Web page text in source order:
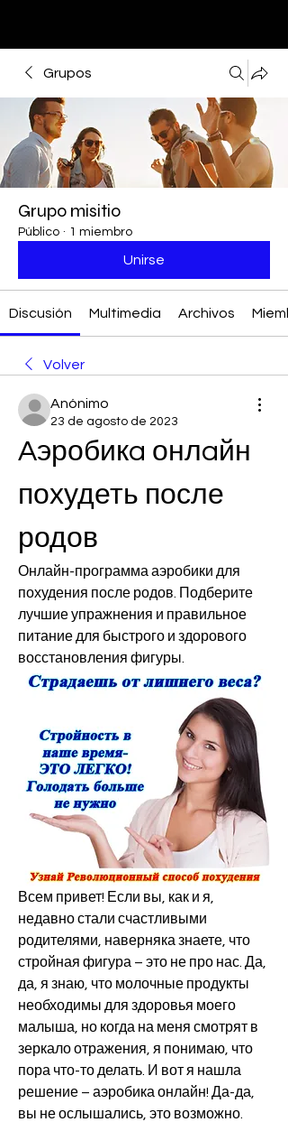
Grupos
Grupo misitio
Público · 1 miembro
Unirse
Discusión Multimedia Archivos
Volver
Anónimo
23 de agosto de 2023
Aэробикa онлaйн
похудеть после
родов
Онлайн-программа аэробики для
похудения после родов. Подберите
лучшие упражнения и правильное
питание для быстрого и здорового
восстановления фигуры.
Всем привет! Если вы, как и я,
недавно стали счастливыми
родителями, наверняка знаете, что
стройная фигура – это не про нас. Да,
да, я знаю, что молочные продукты
необходимы для здоровья моего
малыша, но когда на меня смотрят в
зеркало отражения, я понимаю, что
пора что-то делать. И вот я нашла
решение – аэробика онлайн! Да-да,
вы не ослышались, это возможно.